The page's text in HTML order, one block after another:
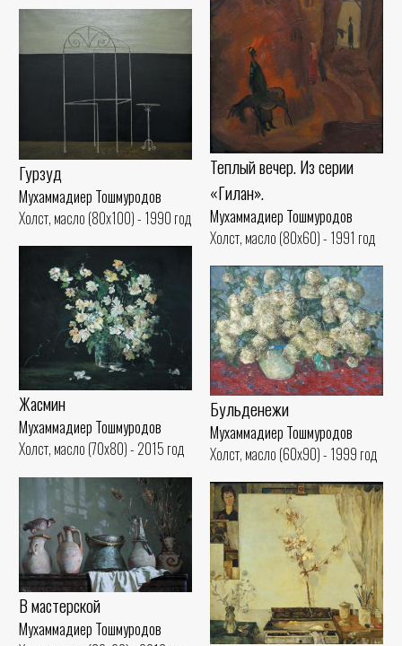
Теплый вечер. Из серии
«Гилан».
Мухаммадиер Тошмуродов
Холст, масло (80x60) - 1991 год
Гурзуд
Мухаммадиер Тошмуродов
Холст, масло (80x100) - 1990 год
Жасмин
Мухаммадиер Тошмуродов
Холст, масло (70x80) - 2015 год
Бульденежи
Мухаммадиер Тошмуродов
Холст, масло (60x90) - 1999 год
В мастерской
Мухаммадиер Тошмуродов